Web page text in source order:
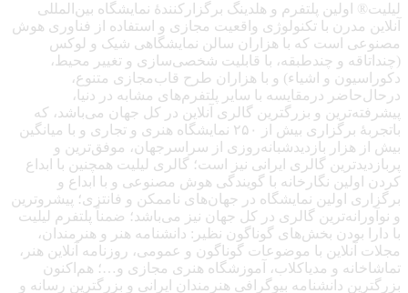
لیلیت® اولین پلتفرم و هلدینگ برگزارکنندهٔ نمایشگاه بین‌المللی
آنلاین مدرن با تکنولوژی واقعیت مجازی و استفاده از فناوری هوش
مصنوعی است که با هزاران سالن نمایشگاهی شیک و لوکس
(چنداتاقه و چندطبقه، با قابلیت شخصی‌سازی و تغییر محیط،
دکوراسیون و اشیاء) و با هزاران طرح قاب‌مجازی متنوع،
درحال‌حاضر درمقایسه با سایر پلتفرم‌های مشابه در دنیا،
پیشرفته‌ترین و بزرگترین گالری آنلاین در کل جهان می‌باشد، که
باتجربهٔ برگزاری بیش از ۲۵۰ نمایشگاه هنری و تجاری و با میانگین
بیش از هزار بازدیدشبانه‌روزی از سراسرجهان، موفق‌ترین و
پربازدیدترین گالری ایرانی نیز است؛ گالری لیلیت همچنین با ابداع
کردن اولین نگارخانه با گویندگی هوش مصنوعی و با ابداع و
برگزاری اولین نمایشگاه در جهان‌های ناممکن و فانتزی؛ پیشروترین
و نوآورانه‌ترین گالری در کل جهان نیز می‌باشد؛ ضمناً پلتفرم لیلیت
با دارا بودن بخش‌های گوناگون نظیر: دانشنامه هنر و هنرمندان،
مجلات آنلاین با موضوعات گوناگون و عمومی، روزنامه آنلاین هنر،
تماشاخانه و مدیاکلاب، آموزشگاه هنری مجازی و…؛ هم‌اکنون
بزرگترین دانشنامه بیوگرافی هنرمندان ایرانی و بزرگترین رسانه و